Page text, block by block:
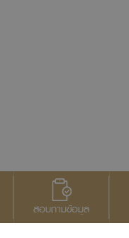
สอบถามข้อมูล